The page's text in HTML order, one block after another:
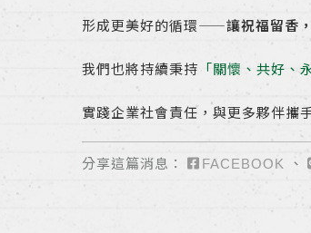
形成更美好的循環——讓祝福留香
我們也將持續秉持 「關懷、共好、
實踐企業社會責任，與更多夥伴攜
分享這篇消息： FACEBOOK 、